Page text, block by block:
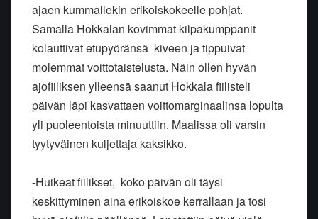
ajaen kummallekin erikoiskokeelle pohjat.
Samalla Hokkalan kovimmat kilpakumppanit
kolauttivat etupyöränsä kiveen ja tippuivat
molemmat voittotaistelusta. Näin ollen hyvän
ajofiiliksen ylleensä saanut Hokkala fiilisteli
päivän läpi kasvattaen voittomarginaalinsa lopulta
yli puoleentoista minuuttiin. Maalissa oli varsin
tyytyväinen kuljettaja kaksikko.
-Huikeat fiilikset, koko päivän oli täysi
keskittyminen aina erikoiskoe kerrallaan ja tosi